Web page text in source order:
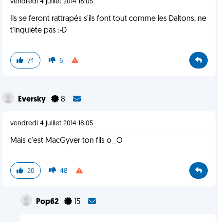
vendredi 4 juillet 2014 18:05
Ils se feront rattrapés s'ils font tout comme les Daltons, ne
t'inquiète pas :-D
74 6
Eversky 8
vendredi 4 juillet 2014 18:05
Mais c'est MacGyver ton fils o_O
20 48
Pop62 15